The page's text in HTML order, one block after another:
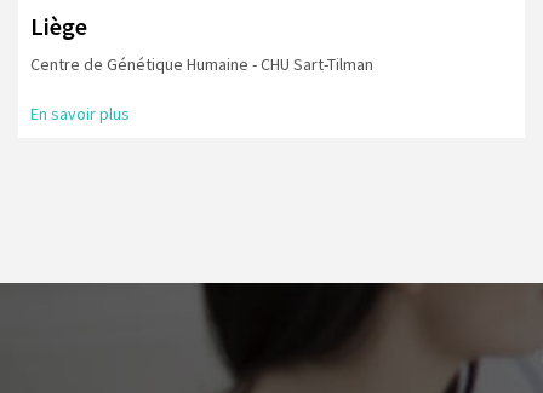
Liège
Centre de Génétique Humaine - CHU Sart-Tilman
En savoir plus